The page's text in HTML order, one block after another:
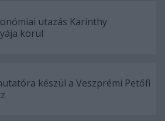
utazás Karinthy
körül
készül a Veszprémi Petőfi